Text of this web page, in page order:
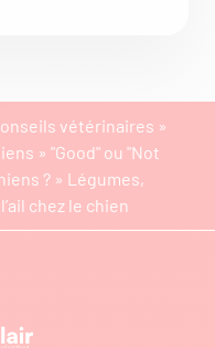
vétérinaires »
» "Good" ou "Not
? » Légumes,
chez le chien